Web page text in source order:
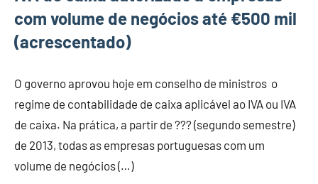
com volume de negócios até €500 mil
(acrescentado)
O governo aprovou hoje em conselho de ministros o
regime de contabilidade de caixa aplicável ao IVA ou IVA
de caixa. Na prática, a partir de ??? (segundo semestre)
de 2013, todas as empresas portuguesas com um
volume de negócios (…)